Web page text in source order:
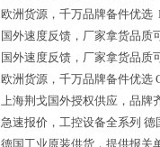
欧洲货源，千万品牌备件优选
国外速度反馈，厂家拿货品质
国外速度反馈，厂家拿货品质
欧洲货源，千万品牌备件优选
上海荆戈国外授权供应，品牌
急速报价，工控设备全系列 德
德国工业原装供货，提供报关